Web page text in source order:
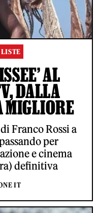
AL
DALLA
MIGLIORE
Franco Rossi a
per
e cinema
definitiva
IT